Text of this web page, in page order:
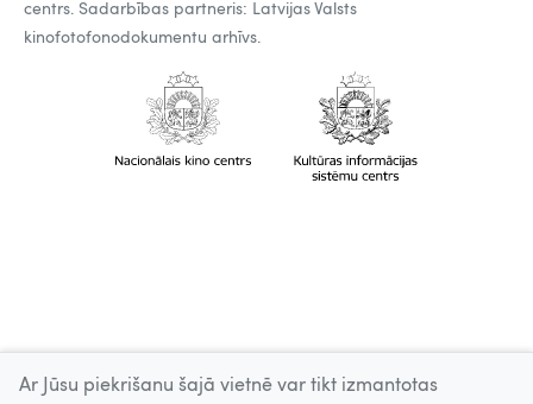
centrs. Sadarbības partneris: Latvijas Valsts
kinofotofonodokumentu arhīvs.
Ar Jūsu piekrišanu šajā vietnē var tikt izmantotas